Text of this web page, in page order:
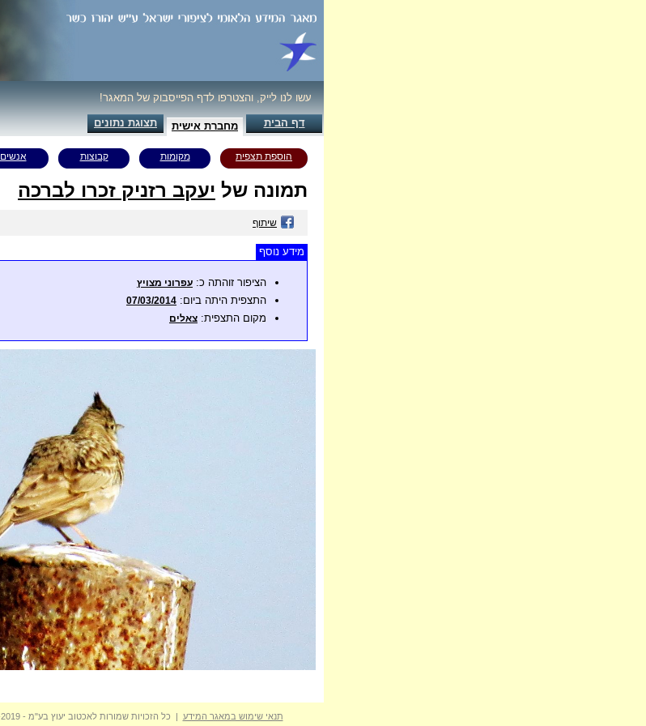
עשו לנו לייק, והצטרפו לדף הפייסבוק של המאגר!
דף הבית מחברת אישית תצוגת נתונים
הוספת תצפית מקומות קבוצות אנשים
תמונה של יעקב רזניק זכרו לברכה
שיתוף
מידע נוסף
הציפור זוהתה כ: עפרוני מצויץ
התצפית היתה ביום: 07/03/2014
מקום התצפית: צאלים
תנאי שימוש במאגר המידע | כל הזכויות שמורות לאכטוב יעוץ בע"מ - 2009-2019 © |